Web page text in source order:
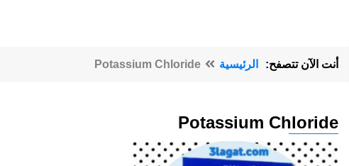
أنت الآن تتصفح: الرئيسية Potassium Chloride
Potassium Chloride